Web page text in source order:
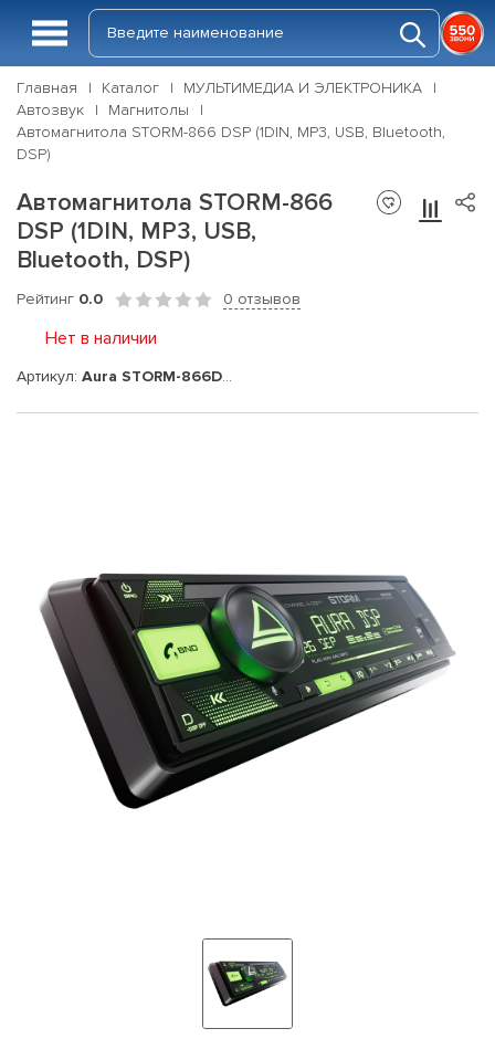
Главная Каталог
МУЛЬТИМЕДИА И ЭЛЕКТРОНИКА
Автозвук
Магнитолы
Автомагнитола STORM-866 DSP (1DIN, MP3, USB, Bluetooth,
DSP)
Автомагнитола STORM-866
DSP (1DIN, MP3, USB,
Bluetooth, DSP)
Рейтинг 0.0 0 отзывов
Нет в наличии
Артикул: Aura STORM-866DSP